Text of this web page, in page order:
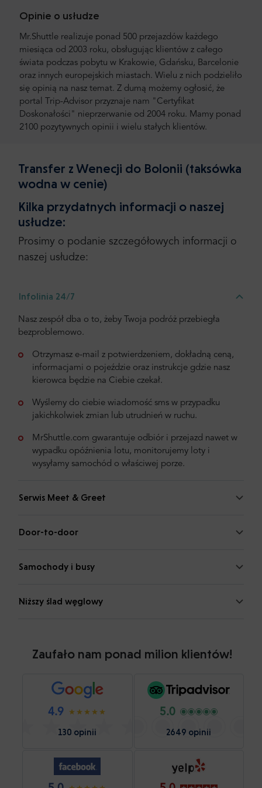
Opinie o usłudze
Mr.Shuttle realizuje ponad 500 przejazdów każdego
miesiąca od 2003 roku, obsługując klientów z całego
świata podczas pobytu w Krakowie, Gdańsku, Barcelonie
oraz innych europejskich miastach. Wielu z nich podzieliło
się opinią na nasz temat. Z dumą możemy ogłosić, że
portal Trip-Advisor przyznaje nam "Certyfikat
Doskonałości" nieprzerwanie od 2004 roku. Mamy ponad
2100 pozytywnych opinii i wielu stałych klientów.
Transfer z Wenecji do Bolonii (taksówka
wodna w cenie)
Kilka przydatnych informacji o naszej
usłudze:
Prosimy o podanie szczegółowych informacji o
naszej usłudze:
Infolinia 24/7
Nasz zespół dba o to, żeby Twoja podróż przebiegła
bezproblemowo.
Otrzymasz e-mail z potwierdzeniem, dokładną ceną,
informacjami o pojeździe oraz instrukcje gdzie nasz
kierowca będzie na Ciebie czekał.
Wyślemy do ciebie wiadomość sms w przypadku
jakichkolwiek zmian lub utrudnień w ruchu.
MrShuttle.com gwarantuje odbiór i przejazd nawet w
wypadku opóźnienia lotu, monitorujemy loty i
wysyłamy samochód o właściwej porze.
Serwis Meet & Greet
Door-to-door
Samochody i busy
Niższy ślad węglowy
Zaufało nam ponad milion klientów!
4.9
130 opinii
5.0
2649 opinii